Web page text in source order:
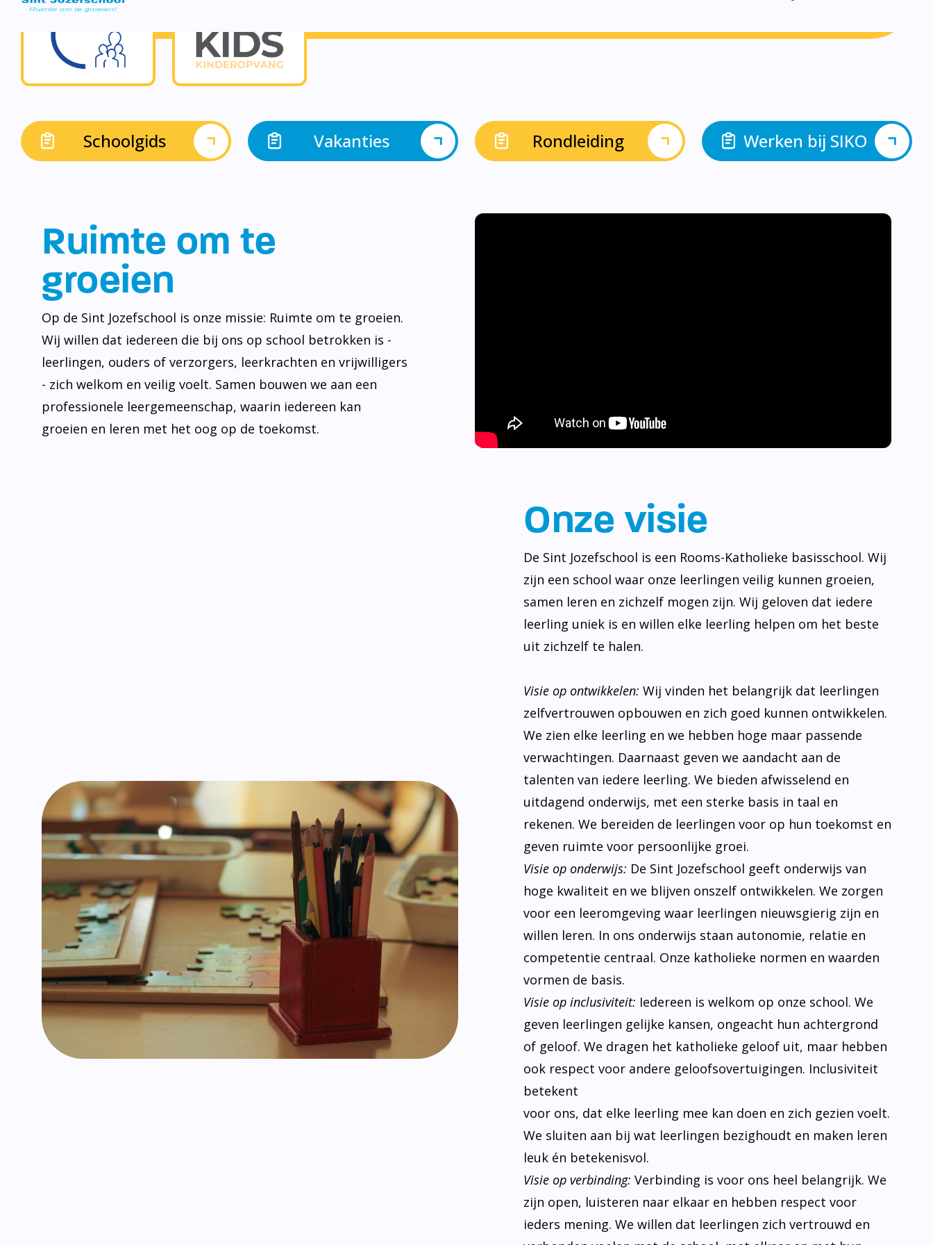
Schoolgids Vakanties Rondleiding Werken bij SIKO
Ruimte om te
groeien
Op de Sint Jozefschool is onze missie: Ruimte om te groeien.
Wij willen dat iedereen die bij ons op school betrokken is -
leerlingen, ouders of verzorgers, leerkrachten en vrijwilligers
- zich welkom en veilig voelt. Samen bouwen we aan een
professionele leergemeenschap, waarin iedereen kan
groeien en leren met het oog op de toekomst.
Onze visie
De Sint Jozefschool is een Rooms-Katholieke basisschool. Wij
zijn een school waar onze leerlingen veilig kunnen groeien,
samen leren en zichzelf mogen zijn. Wij geloven dat iedere
leerling uniek is en willen elke leerling helpen om het beste
uit zichzelf te halen.
Visie op ontwikkelen: Wij vinden het belangrijk dat leerlingen
zelfvertrouwen opbouwen en zich goed kunnen ontwikkelen.
We zien elke leerling en we hebben hoge maar passende
verwachtingen. Daarnaast geven we aandacht aan de
talenten van iedere leerling. We bieden afwisselend en
uitdagend onderwijs, met een sterke basis in taal en
rekenen. We bereiden de leerlingen voor op hun toekomst en
geven ruimte voor persoonlijke groei.
Visie op onderwijs: De Sint Jozefschool geeft onderwijs van
hoge kwaliteit en we blijven onszelf ontwikkelen. We zorgen
voor een leeromgeving waar leerlingen nieuwsgierig zijn en
willen leren. In ons onderwijs staan autonomie, relatie en
competentie centraal. Onze katholieke normen en waarden
vormen de basis.
Visie op inclusiviteit: Iedereen is welkom op onze school. We
geven leerlingen gelijke kansen, ongeacht hun achtergrond
of geloof. We dragen het katholieke geloof uit, maar hebben
ook respect voor andere geloofsovertuigingen. Inclusiviteit
betekent
voor ons, dat elke leerling mee kan doen en zich gezien voelt.
We sluiten aan bij wat leerlingen bezighoudt en maken leren
leuk én betekenisvol.
Visie op verbinding: Verbinding is voor ons heel belangrijk. We
zijn open, luisteren naar elkaar en hebben respect voor
ieders mening. We willen dat leerlingen zich vertrouwd en